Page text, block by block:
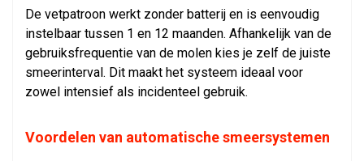
De vetpatroon werkt zonder batterij en is eenvoudig
instelbaar tussen 1 en 12 maanden. Afhankelijk van de
gebruiksfrequentie van de molen kies je zelf de juiste
smeerinterval. Dit maakt het systeem ideaal voor
zowel intensief als incidenteel gebruik.
Voordelen van automatische smeersystemen